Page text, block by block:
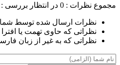
مجموع نظرات : 0 در انتظار بررسی : 0
نظرات ارسال شده توسط
نظراتی که حاوی تهمت یا
نظراتی که به غیر از زبان